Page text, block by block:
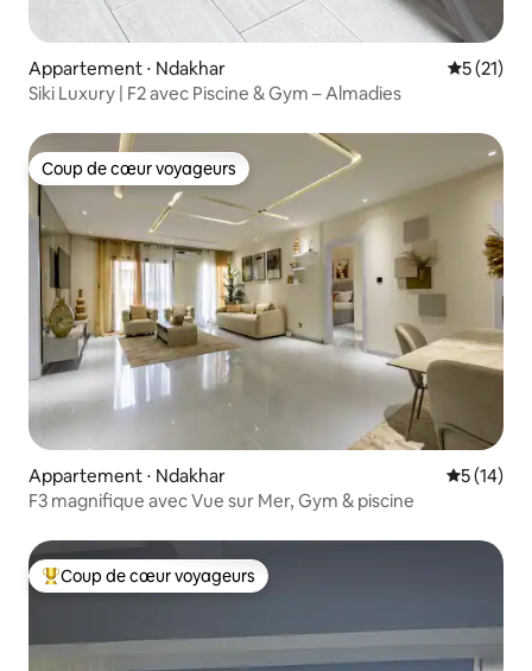
Appartement ⋅ Ndakhar
5 (21)
Siki Luxury | F2 avec Piscine & Gym – Almadies
Coup de cœur voyageurs
Coup de cœur voyageurs
Appartement ⋅ Ndakhar
5 (14)
F3 magnifique avec Vue sur Mer, Gym & piscine
Coups de cœur voyageurs les plus appréciés
Coup de cœur voyageurs